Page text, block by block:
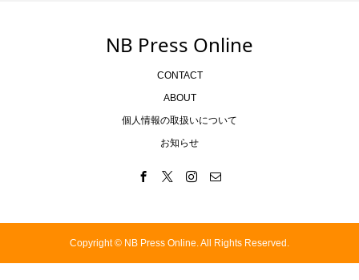
NB Press Online
CONTACT
ABOUT
個人情報の取扱いについて
お知らせ
Copyright © NB Press Online. All Rights Reserved.